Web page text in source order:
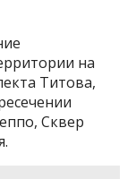
на
Титова,
Сквер